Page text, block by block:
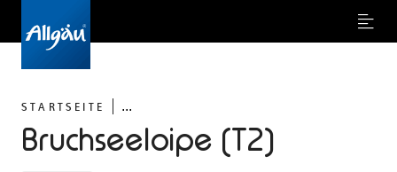
Menu
STARTSEITE ...
Bruchseeloipe (T2)